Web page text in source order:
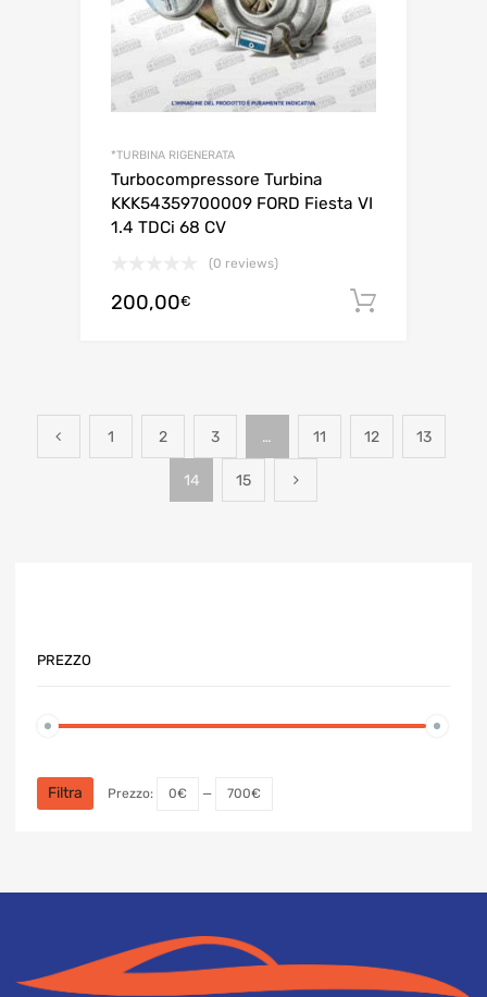
*TURBINA RIGENERATA
Turbocompressore Turbina
KKK54359700009 FORD Fiesta VI
1.4 TDCi 68 CV
(0 reviews)
200,00€
1 2 3 … 11 12 13
14 15
PREZZO
Min
Max
Filtra Prezzo: 0€ — 700€